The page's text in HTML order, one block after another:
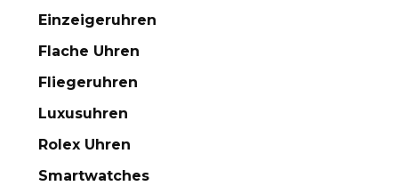
Einzeigeruhren
Flache Uhren
Fliegeruhren
Luxusuhren
Rolex Uhren
Smartwatches